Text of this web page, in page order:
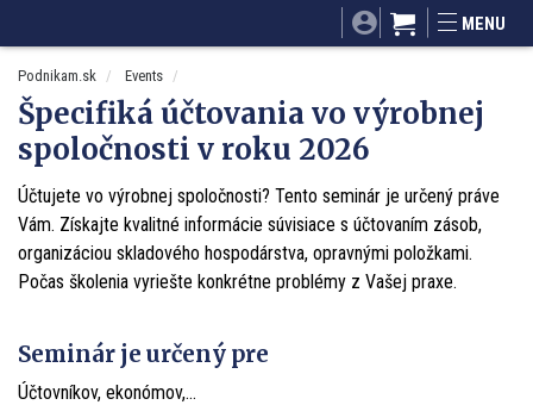
Mnamky-recepty.sk
MENU
Podnikam.sk Events
Špecifiká účtovania vo výrobnej
spoločnosti v roku 2026
Účtujete vo výrobnej spoločnosti? Tento seminár je určený práve
Vám. Získajte kvalitné informácie súvisiace s účtovaním zásob,
organizáciou skladového hospodárstva, opravnými položkami.
Počas školenia vyriešte konkrétne problémy z Vašej praxe.
Seminár je určený pre
Účtovníkov, ekonómov,…